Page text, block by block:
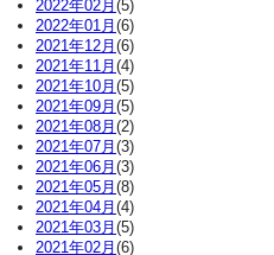
2022年02月 (5)
2022年01月 (6)
2021年12月 (6)
2021年11月 (4)
2021年10月 (5)
2021年09月 (5)
2021年08月 (2)
2021年07月 (3)
2021年06月 (3)
2021年05月 (8)
2021年04月 (4)
2021年03月 (5)
2021年02月 (6)